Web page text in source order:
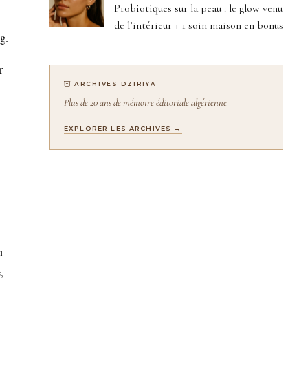
Probiotiques sur la peau : le glow venu
de l’intérieur + 1 soin maison en bonus
ARCHIVES DZIRIYA
Plus de 20 ans de mémoire éditoriale algérienne
EXPLORER LES ARCHIVES →